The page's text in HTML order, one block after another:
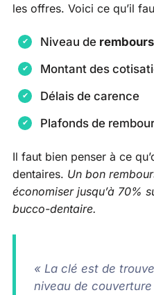
les offres. Voici ce qu’il
Niveau de
Montant des
Délais de carence
Plafonds de
Il faut bien penser à ce
dentaires. Un bon
économiser jusqu’à 70%
bucco-dentaire.
« La clé est de
niveau de